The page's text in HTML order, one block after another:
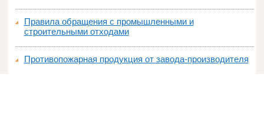
Правила обращения с промышленными и
строительными отходами
Противопожарная продукция от завода-производителя